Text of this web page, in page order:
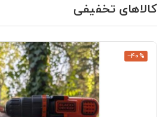
کالاهای تخفیفی
‎−40%